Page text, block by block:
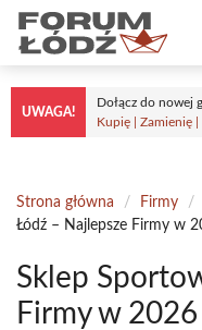
Przejdź
treści
UWAGA!
Dołącz do nowej
Kupię | Zamienię |
Strona główna / Firmy /
Łódź – Najlepsze Firmy w
Sklep
Firmy w